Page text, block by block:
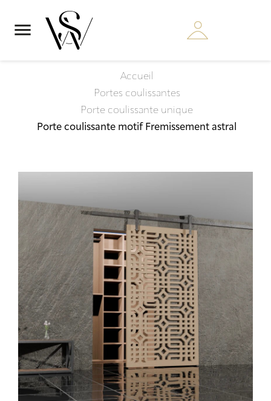

Accueil
Portes coulissantes
Porte coulissante unique
Porte coulissante motif Fremissement astral